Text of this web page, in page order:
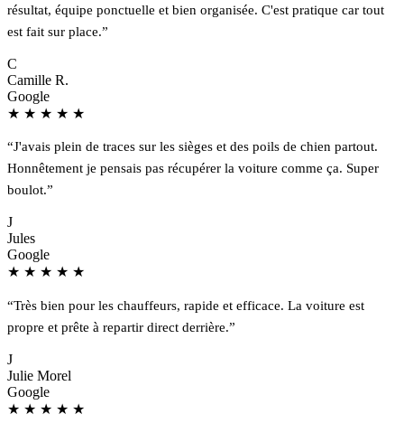
résultat, équipe ponctuelle et bien organisée. C'est pratique car tout
est fait sur place.”
C
Camille R.
Google
★ ★ ★ ★ ★
“J'avais plein de traces sur les sièges et des poils de chien partout.
Honnêtement je pensais pas récupérer la voiture comme ça. Super
boulot.”
J
Jules
Google
★ ★ ★ ★ ★
“Très bien pour les chauffeurs, rapide et efficace. La voiture est
propre et prête à repartir direct derrière.”
J
Julie Morel
Google
★ ★ ★ ★ ★